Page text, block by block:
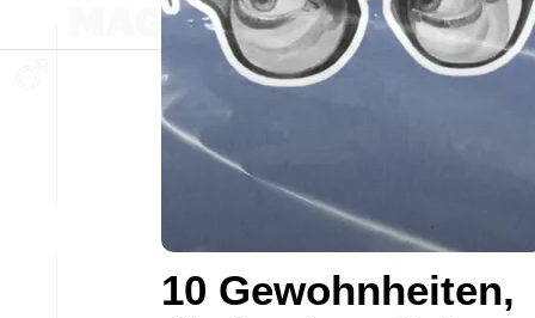
10 Gewohnheiten,